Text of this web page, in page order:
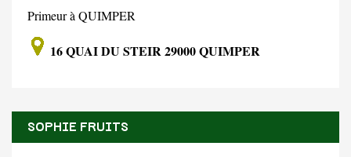
Primeur à QUIMPER
16 QUAI DU STEIR 29000 QUIMPER
SOPHIE FRUITS